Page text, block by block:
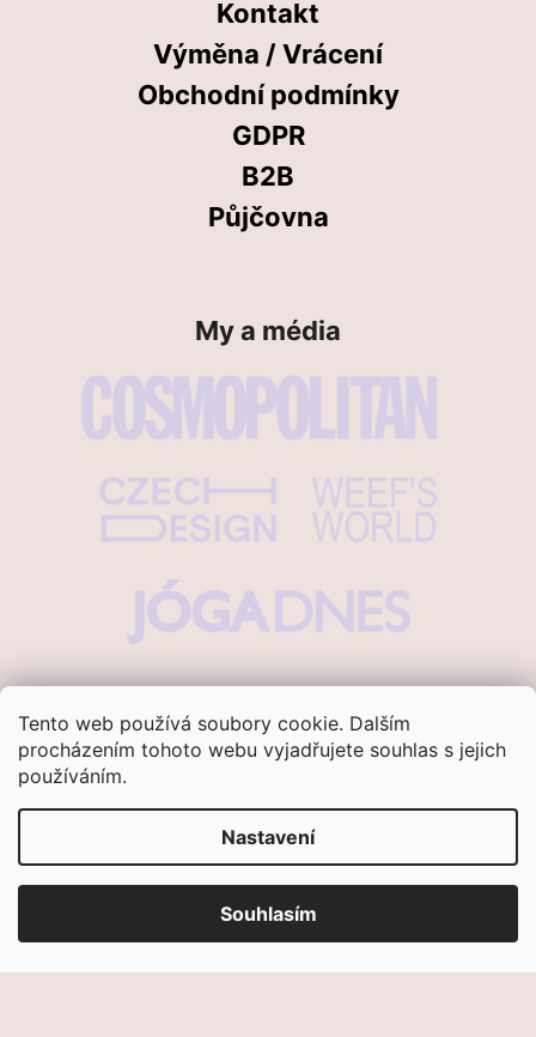
Tento web používá soubory cookie. Dalším
procházením tohoto webu vyjadřujete souhlas s jejich
používáním.
Nastavení
Souhlasím
Kontakt
Výměna / Vrácení
Obchodní podmínky
GDPR
B2B
Půjčovna
My a média
Copyright 2026
práva vyhrazena.